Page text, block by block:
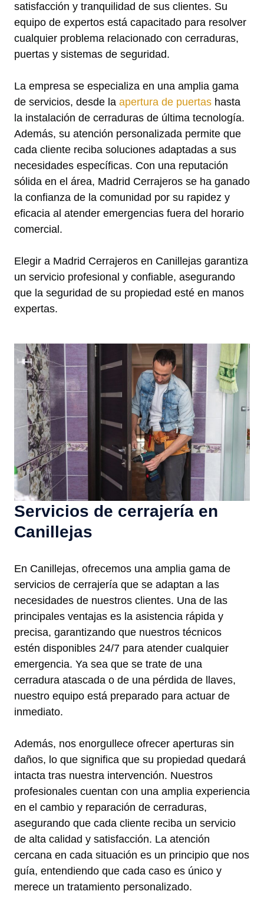
satisfacción y tranquilidad de sus clientes. Su
equipo de expertos está capacitado para resolver
cualquier problema relacionado con cerraduras,
puertas y sistemas de seguridad.
La empresa se especializa en una amplia gama
de servicios, desde la apertura de puertas hasta
la instalación de cerraduras de última tecnología.
Además, su atención personalizada permite que
cada cliente reciba soluciones adaptadas a sus
necesidades específicas. Con una reputación
sólida en el área, Madrid Cerrajeros se ha ganado
la confianza de la comunidad por su rapidez y
eficacia al atender emergencias fuera del horario
comercial.
Elegir a Madrid Cerrajeros en Canillejas garantiza
un servicio profesional y confiable, asegurando
que la seguridad de su propiedad esté en manos
expertas.
Servicios de cerrajería en
Canillejas
En Canillejas, ofrecemos una amplia gama de
servicios de cerrajería que se adaptan a las
necesidades de nuestros clientes. Una de las
principales ventajas es la asistencia rápida y
precisa, garantizando que nuestros técnicos
estén disponibles 24/7 para atender cualquier
emergencia. Ya sea que se trate de una
cerradura atascada o de una pérdida de llaves,
nuestro equipo está preparado para actuar de
inmediato.
Además, nos enorgullece ofrecer aperturas sin
daños, lo que significa que su propiedad quedará
intacta tras nuestra intervención. Nuestros
profesionales cuentan con una amplia experiencia
en el cambio y reparación de cerraduras,
asegurando que cada cliente reciba un servicio
de alta calidad y satisfacción. La atención
cercana en cada situación es un principio que nos
guía, entendiendo que cada caso es único y
merece un tratamiento personalizado.